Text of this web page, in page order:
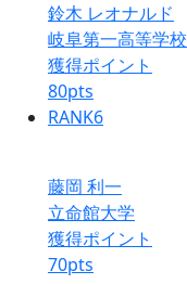
鈴木 レオナルド
岐阜第一高等学校
獲得ポイント
80pts
RANK6
藤岡 利一
立命館大学
獲得ポイント
70pts